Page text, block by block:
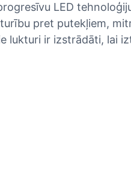
LED
pret putekļiem,
lukturi ir izstrādāti, lai